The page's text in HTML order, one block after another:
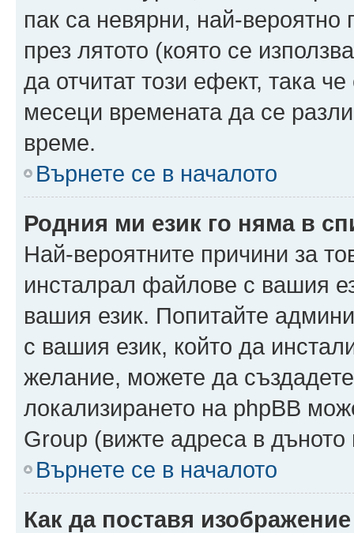
пак са невярни, най-
през лятото (която се
да отчитат този ефект, така
месеци времената да се
време.
Върнете се в началото
Родния ми език го няма в
Най-вероятните причини за
инсталрал файлове с вашия
вашия език. Попитайте
с вашия език, който да
желание, можете да
локализирането на phpBB
Group (вижте адреса в дъното
Върнете се в началото
Как да поставя